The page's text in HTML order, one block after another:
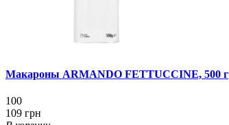
Макароны ARMANDO FETTUCCINE, 500 г
100
109 грн